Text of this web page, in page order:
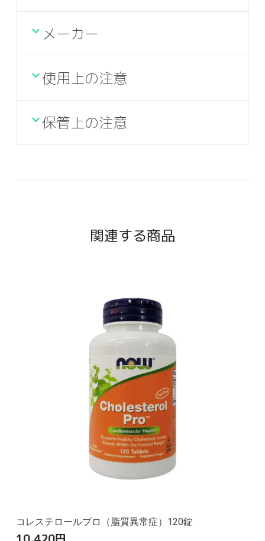
メーカー
使用上の注意
保管上の注意
関連する商品
コレステロールプロ（脂質異常症）120錠